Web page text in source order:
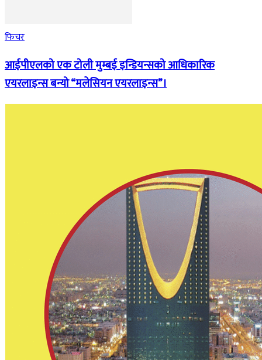
फिचर
आईपीएलको एक टोली मुम्बई इन्डियन्सको आधिकारिक
एयरलाइन्स बन्यो “मलेसियन एयरलाइन्स”।